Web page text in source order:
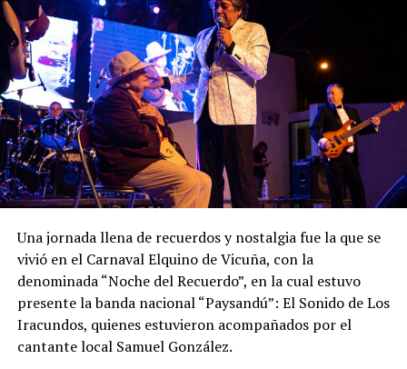
Una jornada llena de recuerdos y nostalgia fue la que se
vivió en el Carnaval Elquino de Vicuña, con la
denominada “Noche del Recuerdo”, en la cual estuvo
presente la banda nacional “Paysandú”: El Sonido de Los
Iracundos, quienes estuvieron acompañados por el
cantante local Samuel González.